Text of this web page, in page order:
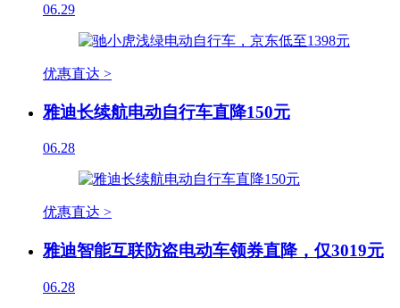
06.29
优惠直达 >
雅迪长续航电动自行车直降150元
06.28
优惠直达 >
雅迪智能互联防盗电动车领券直降，仅3019元
06.28